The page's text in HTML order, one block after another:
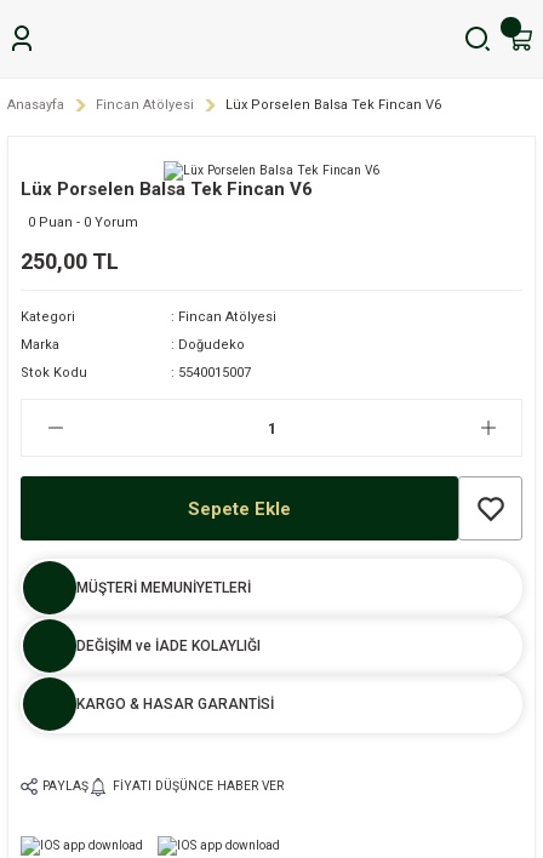
Anasayfa Fincan Atölyesi Lüx Porselen Balsa Tek Fincan V6
Lüx Porselen Balsa Tek Fincan V6
0 Puan - 0 Yorum
250,00 TL
Kategori
Fincan Atölyesi
Marka
Doğudeko
Stok Kodu
5540015007
Sepete Ekle
MÜŞTERİ MEMUNİYETLERİ
DEĞİŞİM ve İADE KOLAYLIĞI
KARGO & HASAR GARANTİSİ
PAYLAŞ FIYATI DÜŞÜNCE HABER VER